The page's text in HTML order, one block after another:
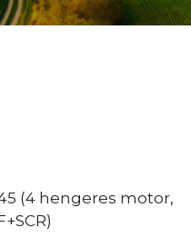
(4 hengeres motor,